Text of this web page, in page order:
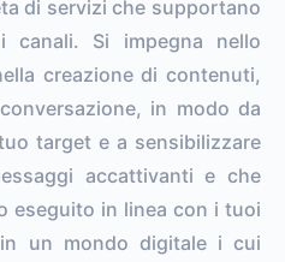
di servizi che supportano
Si impegna nello
creazione di contenuti,
in modo da
target e a sensibilizzare
accattivanti e che
eseguito in linea con i tuoi
un mondo digitale i cui